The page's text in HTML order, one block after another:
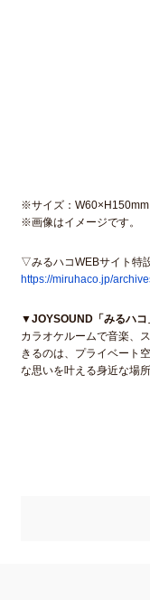
※サイズ：W60×H150mm
※画像はイメージです。
▽みるハコWEBサイト特
https://miruhaco.jp/
▼JOYSOUND「みるハコ
カラオケルームで音楽、
きるのは、プライベート
な思いを叶える身近な場